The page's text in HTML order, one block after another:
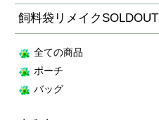
飼料袋リメイクSOLDOUT
全ての商品
ポーチ
バッグ